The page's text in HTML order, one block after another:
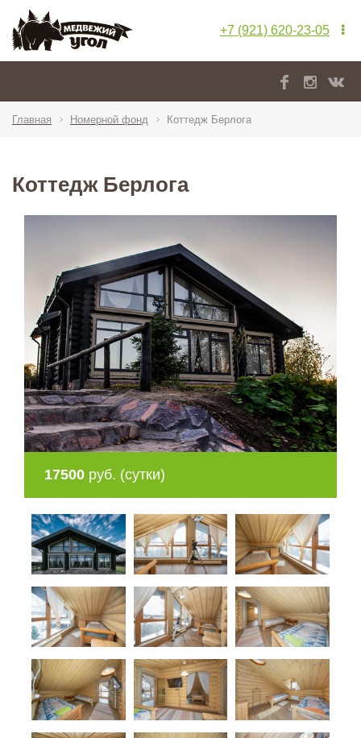
+7 (921) 620-23-05
Главная Номерной фонд Коттедж Берлога
Коттедж Берлога
17500 руб. (сутки)